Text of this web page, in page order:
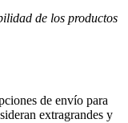
de los productos
de envío para
extragrandes y